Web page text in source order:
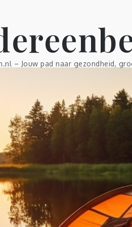
– Jouw pad naar gezondheid,